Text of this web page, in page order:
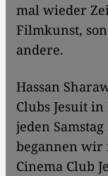
mal wieder
Filmkunst,
andere.
Hassan
Clubs Jesuit
jeden
begannen wir
Cinema Club